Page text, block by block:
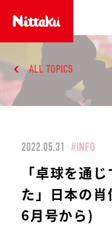
ALL TOPICS
2022.05.31 #INFO
「卓球を通
た」日本の
6月号から)